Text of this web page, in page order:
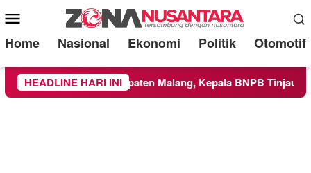
Mobile
Menu
Home Nasional Ekonomi Politik Otomotif
HEADLINE HARI INI
Wilayah Kabupaten Malang, Kepala BNPB Tinjau Langsung